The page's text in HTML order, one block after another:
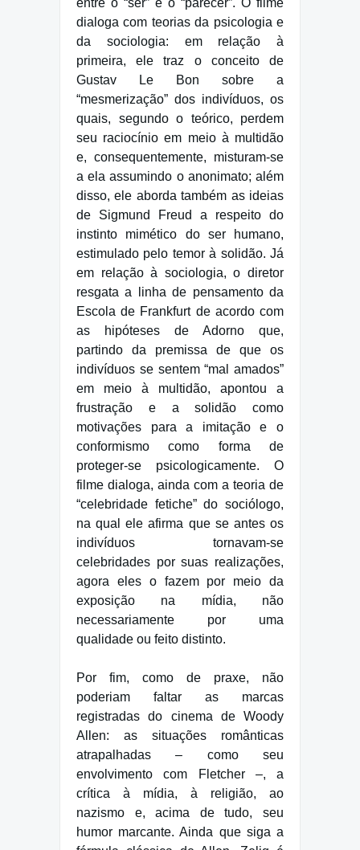
dialoga com teorias da psicologia e
da sociologia: em relação à
primeira, ele traz o conceito de
Gustav Le Bon sobre a
“mesmerização” dos indivíduos, os
quais, segundo o teórico, perdem
seu raciocínio em meio à multidão
e, consequentemente, misturam-se
a ela assumindo o anonimato; além
disso, ele aborda também as ideias
de Sigmund Freud a respeito do
instinto mimético do ser humano,
estimulado pelo temor à solidão. Já
em relação à sociologia, o diretor
resgata a linha de pensamento da
Escola de Frankfurt de acordo com
as hipóteses de Adorno que,
partindo da premissa de que os
indivíduos se sentem “mal amados”
em meio à multidão, apontou a
frustração e a solidão como
motivações para a imitação e o
conformismo como forma de
proteger-se psicologicamente. O
filme dialoga, ainda com a teoria de
“celebridade fetiche” do sociólogo,
na qual ele afirma que se antes os
indivíduos tornavam-se
celebridades por suas realizações,
agora eles o fazem por meio da
exposição na mídia, não
necessariamente por uma
qualidade ou feito distinto.
Por fim, como de praxe, não
poderiam faltar as marcas
registradas do cinema de Woody
Allen: as situações românticas
atrapalhadas – como seu
envolvimento com Fletcher –, a
crítica à mídia, à religião, ao
nazismo e, acima de tudo, seu
humor marcante. Ainda que siga a